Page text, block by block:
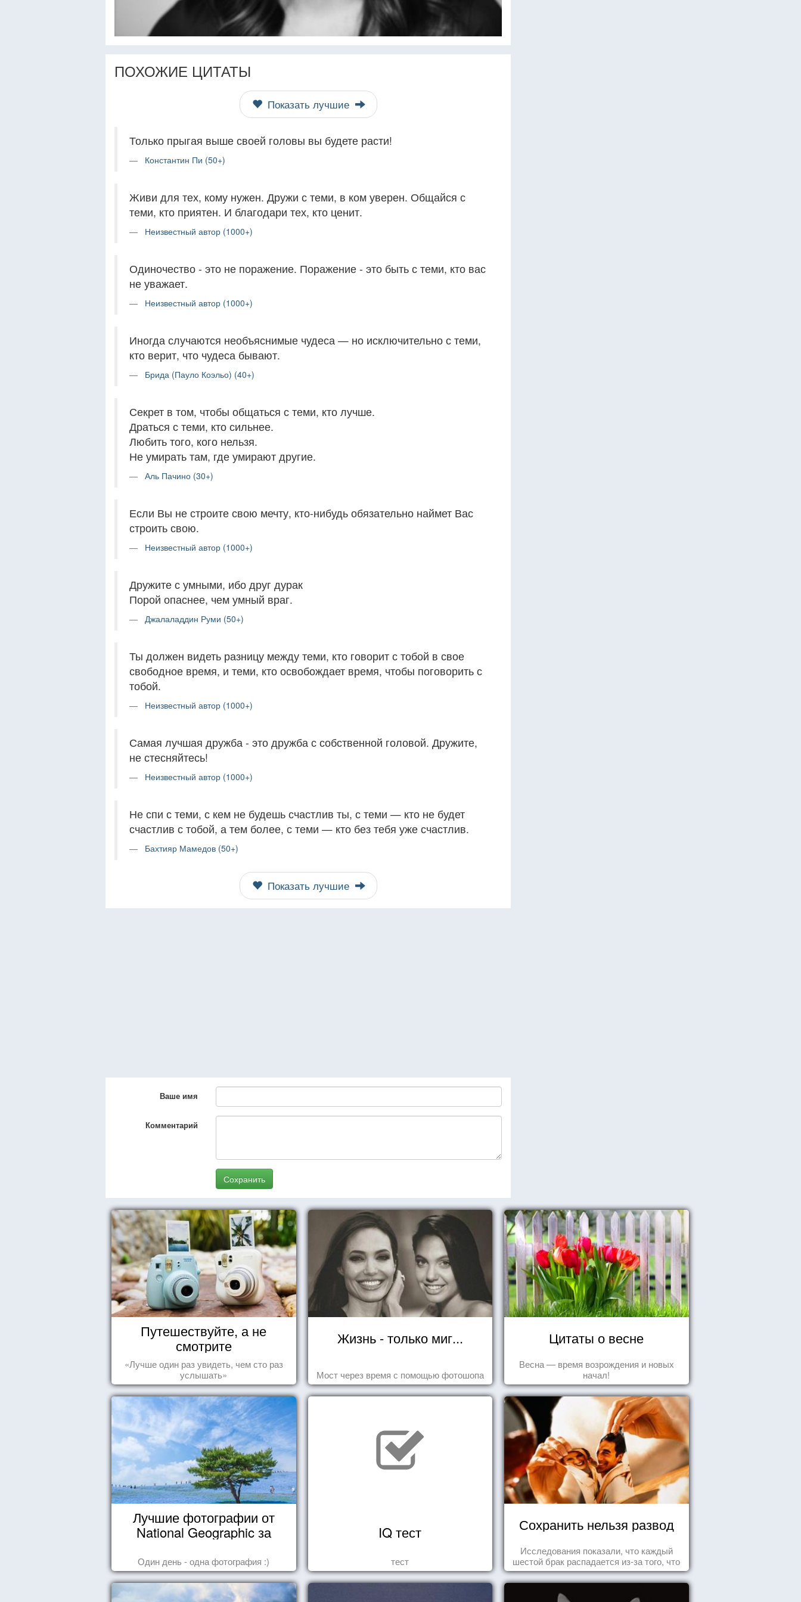
ПОХОЖИЕ ЦИТАТЫ
Показать лучшие
Только прыгая выше своей головы вы будете расти!
Константин Пи (50+)
Живи для тех, кому нужен. Дружи с теми, в ком уверен. Общайся с
теми, кто приятен. И благодари тех, кто ценит.
Неизвестный автор (1000+)
Одиночество - это не поражение. Поражение - это быть с теми, кто вас
не уважает.
Неизвестный автор (1000+)
Иногда случаются необъяснимые чудеса — но исключительно с теми,
кто верит, что чудеса бывают.
Брида (Пауло Коэльо) (40+)
Секрет в том, чтобы общаться с теми, кто лучше.
Драться с теми, кто сильнее.
Любить того, кого нельзя.
Не умирать там, где умирают другие.
Аль Пачино (30+)
Если Вы не строите свою мечту, кто-нибудь обязательно наймет Вас
строить свою.
Неизвестный автор (1000+)
Дружите с умными, ибо друг дурак
Порой опаснее, чем умный враг.
Джалаладдин Руми (50+)
Ты должен видеть разницу между теми, кто говорит с тобой в свое
свободное время, и теми, кто освобождает время, чтобы поговорить с
тобой.
Неизвестный автор (1000+)
Самая лучшая дружба - это дружба с собственной головой. Дружите,
не стесняйтесь!
Неизвестный автор (1000+)
Не спи с теми, с кем не будешь счастлив ты, с теми — кто не будет
счастлив с тобой, а тем более, с теми — кто без тебя уже счастлив.
Бахтияр Мамедов (50+)
Показать лучшие
Ваше имя
Комментарий
Сохранить
Путешествуйте, а не
смотрите
«Лучше один раз увидеть, чем сто раз
услышать»
Жизнь - только миг...
Мост через время с помощью фотошопа
Цитаты о весне
Весна — время возрождения и новых
начал!
Лучшие фотографии от
National Geographic за
Один день - одна фотография :)
IQ тест
тест
Сохранить нельзя развод
Исследования показали, что каждый
шестой брак распадается из-за того, что
одного из супругов не устраивает та
роль, которая выпала ему в семье.